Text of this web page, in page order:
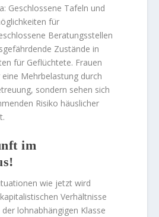
Geschlossene Tafeln und
für
Beratungsstellen
Zustände in
für Geflüchtete. Frauen
Mehrbelastung durch
sondern sehen sich
Risiko häuslicher
im
wie jetzt wird
Verhältnisse
lohnabhängigen Klasse